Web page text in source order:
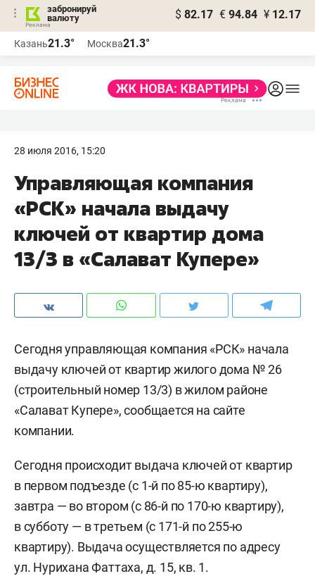
забронируй
валюту
$ 82.17 € 94.84 ¥ 12.17
Казань21.3° Москва21.3°
28 июля 2016, 15:20
Управляющая компания
«РСК» начала выдачу
ключей от квартир дома
13/3 в «Салават Купере»
Сегодня управляющая компания «РСК» начала
выдачу ключей от квартир жилого дома № 26
(строительный номер 13/3) в жилом районе
«Салават Купере», сообщается на сайте
компании.
Сегодня происходит выдача ключей от квартир
в первом подъезде (с 1-й по 85-ю квартиру),
завтра — во втором (с 86-й по 170-ю квартиру),
в субботу — в третьем (с 171-й по 255-ю
квартиру). Выдача осуществляется по адресу
ул. Нурихана Фаттаха, д. 15, кв. 1.